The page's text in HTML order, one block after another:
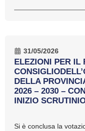
31/05/2026
ELEZIONI PER IL
DELLA
2026 – 2030 –
INIZIO
Si è conclusa la